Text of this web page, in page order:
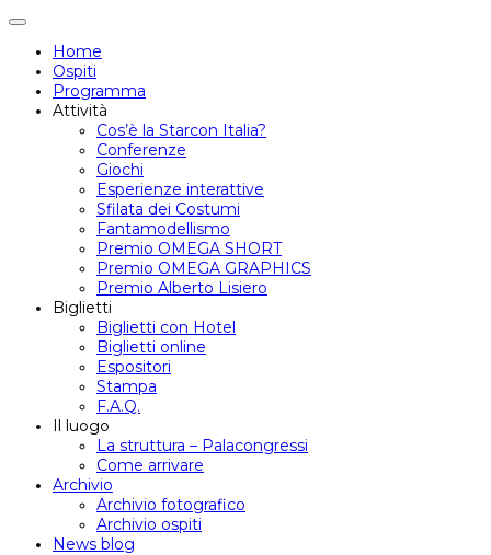
Attiva/disattiva
navigazione
Home
Ospiti
Programma
Attività
Cos’è la Starcon Italia?
Conferenze
Giochi
Esperienze interattive
Sfilata dei Costumi
Fantamodellismo
Premio OMEGA SHORT
Premio OMEGA GRAPHICS
Premio Alberto Lisiero
Biglietti
Biglietti con Hotel
Biglietti online
Espositori
Stampa
F.A.Q.
Il luogo
La struttura – Palacongressi
Come arrivare
Archivio
Archivio fotografico
Archivio ospiti
News blog